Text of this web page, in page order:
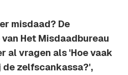
misdaad? De
Het Misdaadbureau
al vragen als 'Hoe vaak
zelfscankassa?',